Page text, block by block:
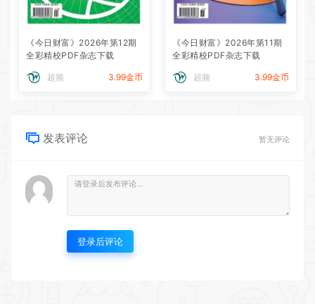
《今日财富》2026年第12期
全彩精校PDF杂志下载
超频 3.99金币
《今日财富》2026年第11期
全彩精校PDF杂志下载
超频 3.99金币
发表评论 暂无评论
登录后评论